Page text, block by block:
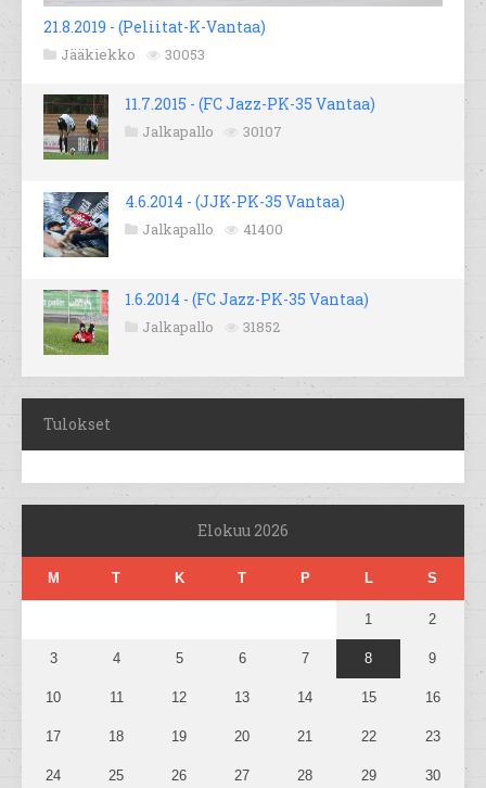
21.8.2019 - (Peliitat-K-Vantaa)
Jääkiekko 30053
11.7.2015 - (FC Jazz-PK-35 Vantaa)
Jalkapallo 30107
4.6.2014 - (JJK-PK-35 Vantaa)
Jalkapallo 41400
1.6.2014 - (FC Jazz-PK-35 Vantaa)
Jalkapallo 31852
Tulokset
Elokuu 2026
M T K T P L S
1 2
3 4 5 6 7 8 9
10 11 12 13 14 15 16
17 18 19 20 21 22 23
24 25 26 27 28 29 30